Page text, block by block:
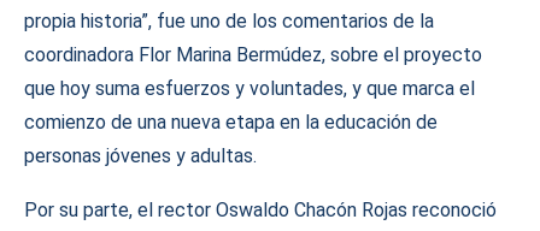
propia historia”, fue uno de los comentarios de la
coordinadora Flor Marina Bermúdez, sobre el proyecto
que hoy suma esfuerzos y voluntades, y que marca el
comienzo de una nueva etapa en la educación de
personas jóvenes y adultas.
Por su parte, el rector Oswaldo Chacón Rojas reconoció